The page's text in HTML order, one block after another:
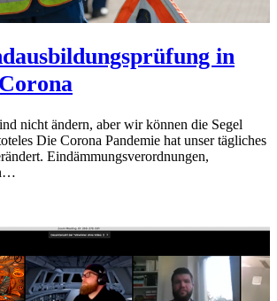
in
nicht ändern, aber wir können die Segel
Die Corona Pandemie hat unser tägliches
Eindämmungsverordnungen,